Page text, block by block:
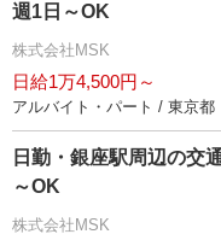
週1日～OK
株式会社MSK
日給1万4,500円～
アルバイト・パート / 東京都
日勤・銀座駅周辺の交
～OK
株式会社MSK